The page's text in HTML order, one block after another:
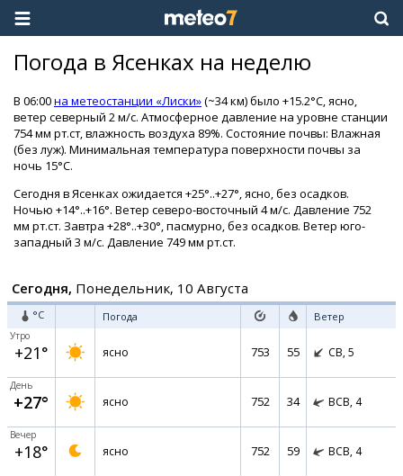
Погода в Ясенках на неделю
В 06:00на метеостанции «Лиски»(~34 км) было +15.2°C, ясно,
ветер северный 2 м/с. Атмосферное давление на уровне станции
754 мм рт.ст, влажность воздуха 89%. Состояние почвы: Влажная
(без луж). Минимальная температура поверхности почвы за
ночь 15°C.
Сегодня в Ясенках ожидается +25°..+27°, ясно, без осадков.
Ночью +14°..+16°. Ветер северо-восточный 4 м/с. Давление 752
мм рт.ст. Завтра +28°..+30°, пасмурно, без осадков. Ветер юго-
западный 3 м/с. Давление 749 мм рт.ст.
Сегодня, Понедельник, 10 Августа
°C Погода Ветер
Утро
+21° ясно 753 55 СВ, 5
День
+27° ясно 752 34 ВСВ, 4
Вечер
+18° ясно 752 59 ВСВ, 4